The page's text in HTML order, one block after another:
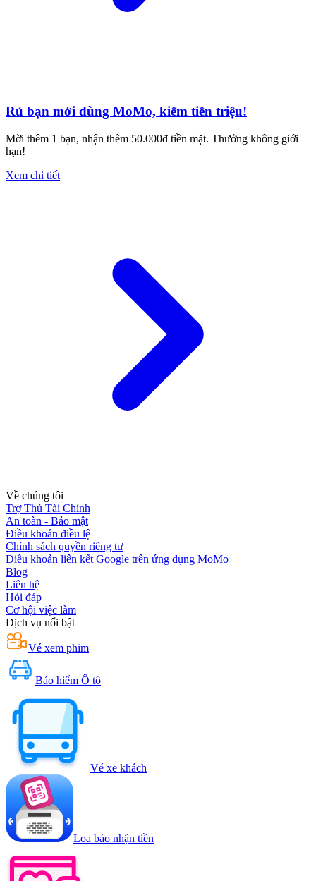
Rủ bạn mới dùng MoMo, kiếm tiền triệu!
Mời thêm 1 bạn, nhận thêm 50.000đ tiền mặt. Thưởng không giới
hạn!
Xem chi tiết
Về chúng tôi
Trợ Thủ Tài Chính
An toàn - Bảo mật
Điều khoản điều lệ
Chính sách quyền riêng tư
Điều khoản liên kết Google trên ứng dụng MoMo
Blog
Liên hệ
Hỏi đáp
Cơ hội việc làm
Dịch vụ nổi bật
Vé xem phim
Bảo hiểm Ô tô
Vé xe khách
Loa báo nhận tiền